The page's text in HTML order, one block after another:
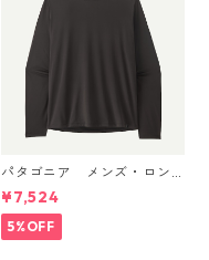
パタゴニア メンズ・ロン
グスリーブ・キャプリー
ン・クール・デイリー・シ
ャツ Black 45181 日本正規
品
¥7,524
5%OFF